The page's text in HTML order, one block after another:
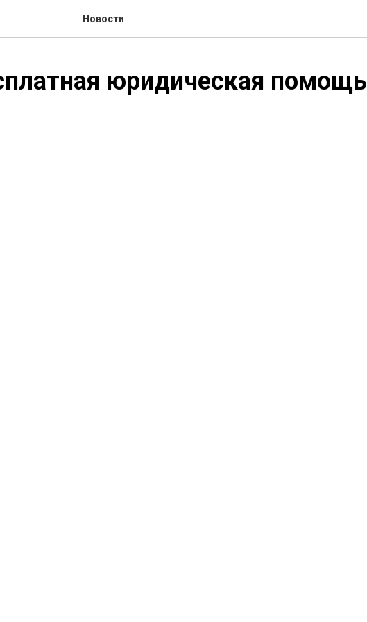
Новости
юридическая помощь